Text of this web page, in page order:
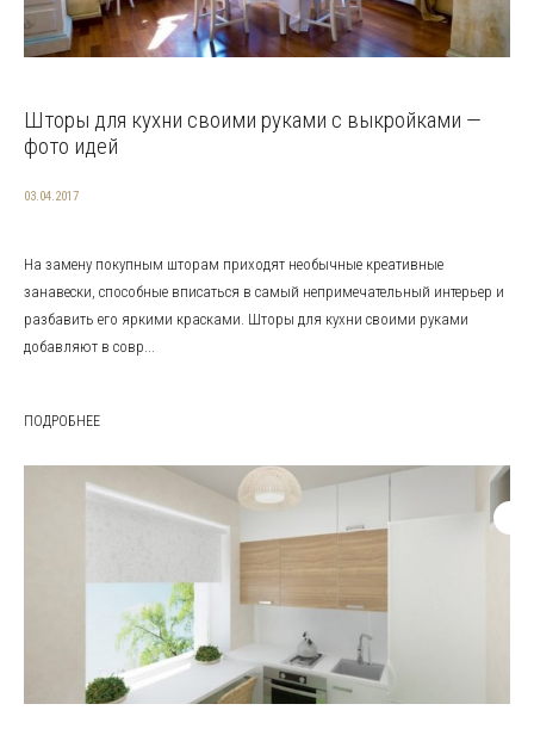
Шторы для кухни своими руками с выкройками —
фото идей
03.04.2017
На замену покупным шторам приходят необычные креативные
занавески, способные вписаться в самый непримечательный интерьер и
разбавить его яркими красками. Шторы для кухни своими руками
добавляют в совр...
ПОДРОБНЕЕ